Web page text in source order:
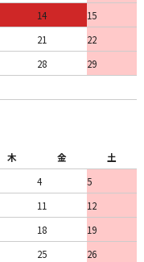
14
15
21
22
28
29
木 金
土
4
5
11
12
18
19
25
26